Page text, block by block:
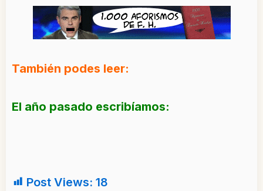
También podes leer:
El año pasado escribíamos:
Post Views: 18